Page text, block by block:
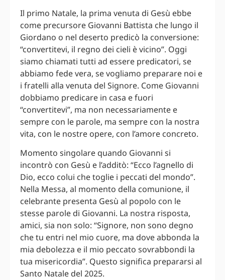
Il primo Natale, la prima venuta di Gesù ebbe
come precursore Giovanni Battista che lungo il
Giordano o nel deserto predicò la conversione:
“convertitevi, il regno dei cieli è vicino”. Oggi
siamo chiamati tutti ad essere predicatori, se
abbiamo fede vera, se vogliamo preparare noi e
i fratelli alla venuta del Signore. Come Giovanni
dobbiamo predicare in casa e fuori
“convertitevi”, ma non necessariamente e
sempre con le parole, ma sempre con la nostra
vita, con le nostre opere, con l’amore concreto.
Momento singolare quando Giovanni si
incontrò con Gesù e l’additò: “Ecco l’agnello di
Dio, ecco colui che toglie i peccati del mondo”.
Nella Messa, al momento della comunione, il
celebrante presenta Gesù al popolo con le
stesse parole di Giovanni. La nostra risposta,
amici, sia non solo: “Signore, non sono degno
che tu entri nel mio cuore, ma dove abbonda la
mia debolezza e il mio peccato sovrabbondi la
tua misericordia”. Questo significa prepararsi al
Santo Natale del 2025.